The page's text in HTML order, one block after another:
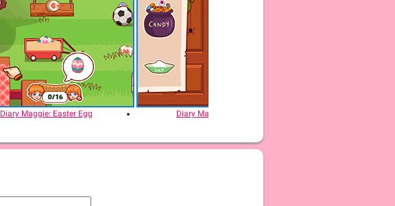
Diary Maggie: Easter Egg Diary Maggie: Halloween